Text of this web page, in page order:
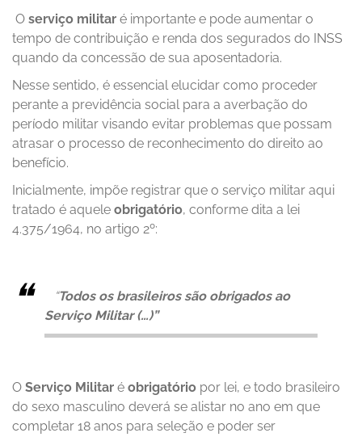
O serviço militar é importante e pode aumentar o
tempo de contribuição e renda dos segurados do INSS
quando da concessão de sua aposentadoria.
Nesse sentido, é essencial elucidar como proceder
perante a previdência social para a averbação do
período militar visando evitar problemas que possam
atrasar o processo de reconhecimento do direito ao
benefício.
Inicialmente, impõe registrar que o serviço militar aqui
tratado é aquele obrigatório, conforme dita a lei
4.375/1964, no artigo 2º:
“Todos os brasileiros são obrigados ao
Serviço Militar (…)”
O Serviço Militar é obrigatório por lei, e todo brasileiro
do sexo masculino deverá se alistar no ano em que
completar 18 anos para seleção e poder ser